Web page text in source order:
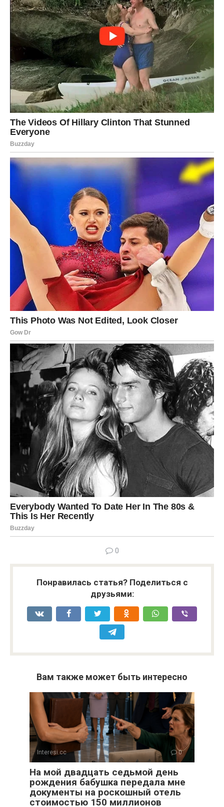
0
Понравилась статья? Поделиться с
друзьями:
Вам также может быть интересно
Interesi.cc 0
На мой двадцать седьмой день
рождения бабушка передала мне
документы на роскошный отель
стоимостью 150 миллионов